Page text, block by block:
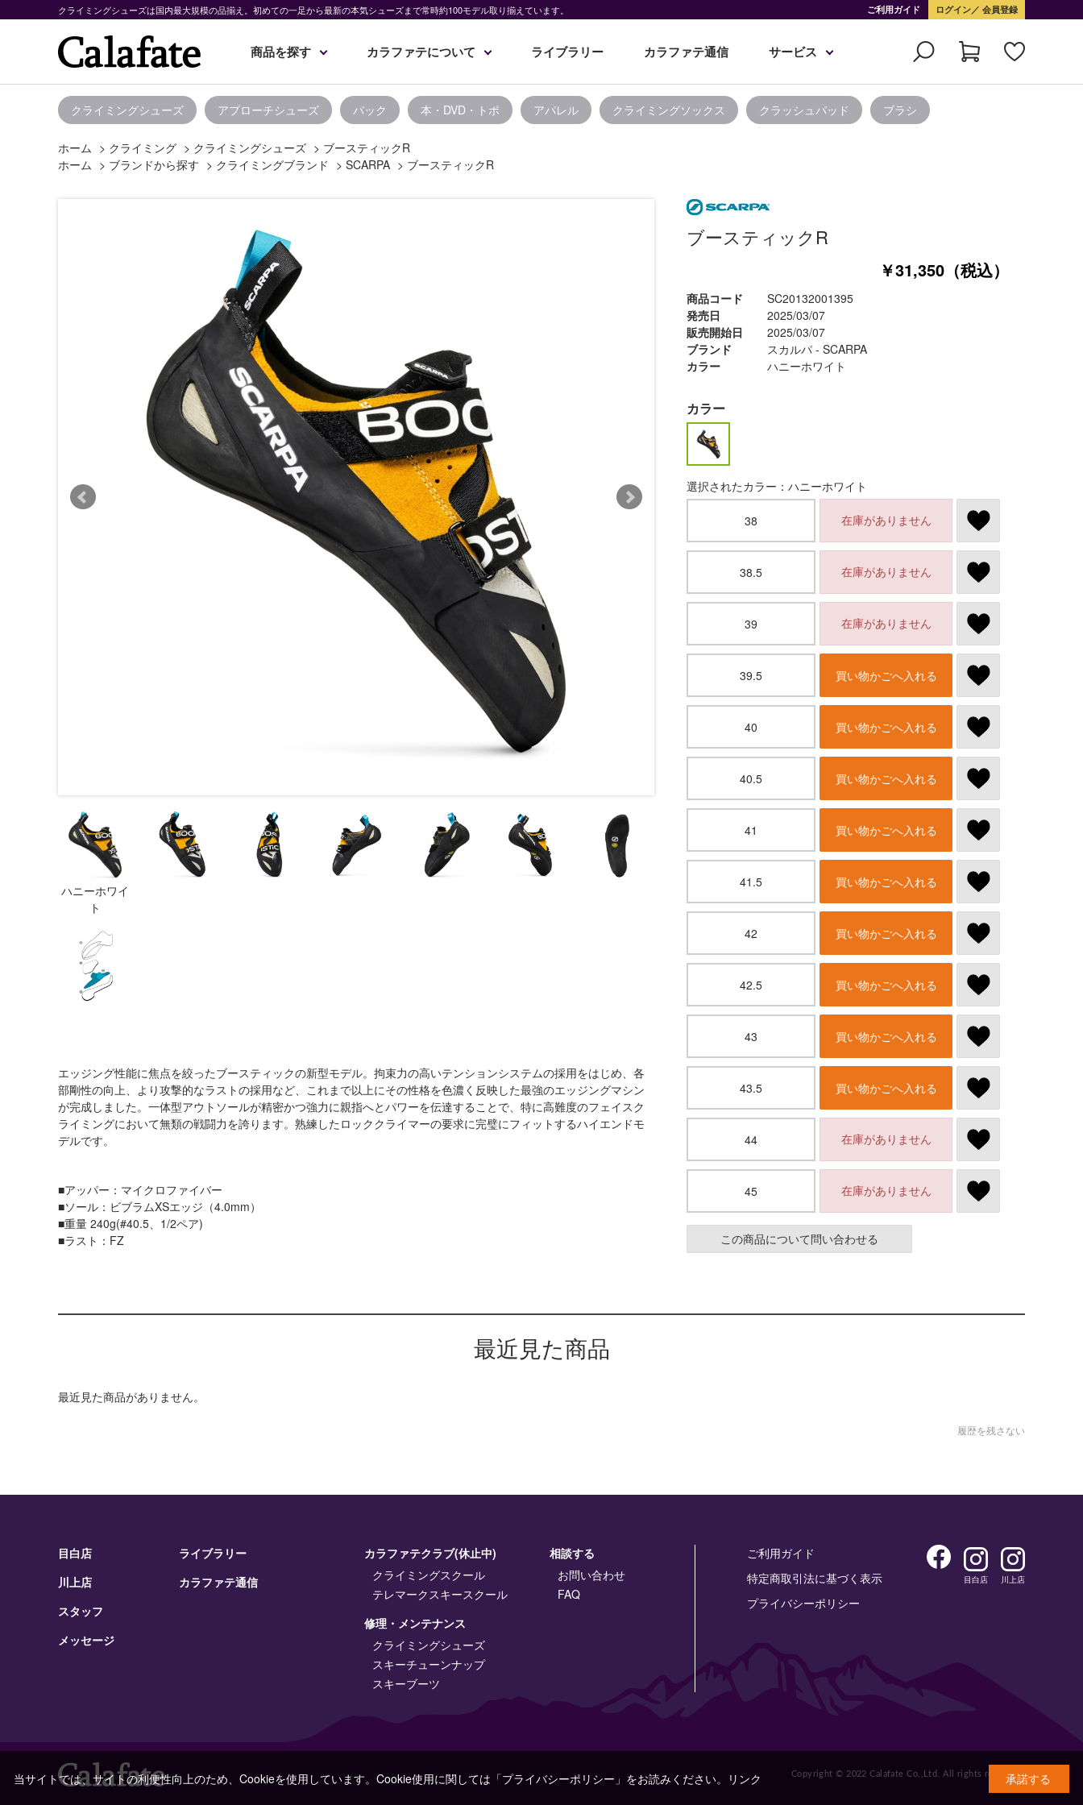
クライミングシューズは国内最大規模の品揃え。初めての一足から最新の本気シューズまで常時約100モデル取り揃えています。 ご利用ガイド ログイン 会員登録
商品を探す カラファテについて ライブラリー カラファテ通信 サービス
クライミングシューズ アプローチシューズ パック 本・DVD・トポ アパレル クライミングソックス クラッシュパッド ブラシ
ホーム > クライミング > クライミングシューズ > ブースティックR
ホーム > ブランドから探す > クライミングブランド > SCARPA > ブースティックR
ハニーホワイ
ト
エッジング性能に焦点を絞ったブースティックの新型モデル。拘束力の高いテンションシステムの採用をはじめ、各
部剛性の向上、より攻撃的なラストの採用など、これまで以上にその性格を色濃く反映した最強のエッジングマシン
が完成しました。一体型アウトソールが精密かつ強力に親指へとパワーを伝達することで、特に高難度のフェイスク
ライミングにおいて無類の戦闘力を誇ります。熟練したロッククライマーの要求に完璧にフィットするハイエンドモ
デルです。
■アッパー：マイクロファイバー
■ソール：ビブラムXSエッジ（4.0mm）
■重量 240g(#40.5、1/2ペア)
■ラスト：FZ
ブースティックR
￥31,350（税込）
商品コード
SC20132001395
発売日
2025/03/07
販売開始日
2025/03/07
ブランド
スカルパ - SCARPA
カラー
ハニーホワイト
カラー
選択されたカラー：ハニーホワイト
38 在庫がありません
38.5 在庫がありません
39 在庫がありません
39.5 買い物かごへ入れる
40 買い物かごへ入れる
40.5 買い物かごへ入れる
41 買い物かごへ入れる
41.5 買い物かごへ入れる
42 買い物かごへ入れる
42.5 買い物かごへ入れる
43 買い物かごへ入れる
43.5 買い物かごへ入れる
44 在庫がありません
45 在庫がありません
この商品について問い合わせる
最近見た商品
最近見た商品がありません。
履歴を残さない
目白店
川上店
スタッフ
メッセージ
ライブラリー
カラファテ通信
カラファテクラブ(休止中)
クライミングスクール
テレマークスキースクール
修理・メンテナンス
クライミングシューズ
スキーチューンナップ
スキーブーツ
相談する
お問い合わせ
FAQ
ご利用ガイド
特定商取引法に基づく表示
プライバシーポリシー
目白店 川上店
Copyright © 2022 Calafate Co.,Ltd. All rights reserved.
当サイトでは、サイトの利便性向上のため、Cookieを使用しています。Cookie使用に関しては「プライバシーポリシー」をお読みください。 リンク 承諾する